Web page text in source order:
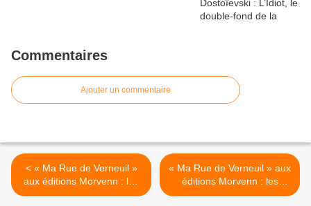
Commentaires
Ajouter un commentaire
< « Ma Rue de Verneuil »
aux éditions Morvenn : les
conditions d’une naissance
« Ma Rue de Verneuil » aux
éditions Morvenn : les
conditions d’une naissance